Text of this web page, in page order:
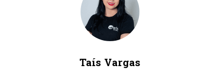
Taís Vargas